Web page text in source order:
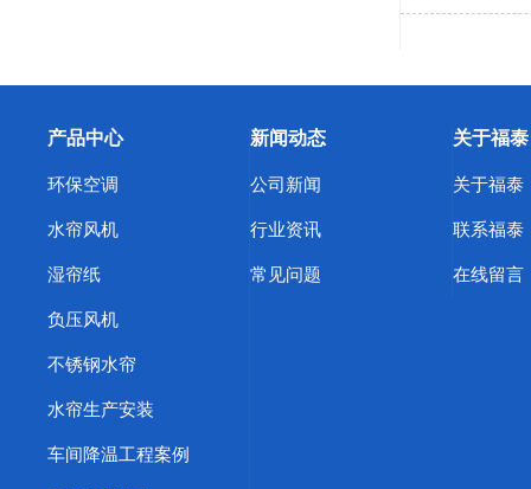
产品中心
环保空调
水帘风机
湿帘纸
负压风机
不锈钢水帘
水帘生产安装
车间降温工程案例
新闻动态
公司新闻
行业资讯
常见问题
关于福泰
关于福泰
联系福泰
在线留言